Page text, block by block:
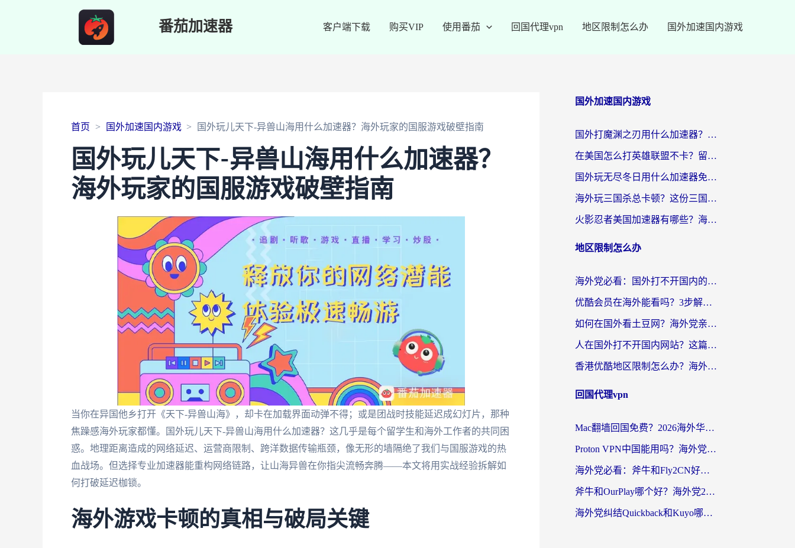
番茄加速器 客户端下载 购买VIP 使用番茄 回国代理vpn 地区限制怎么办 国外加速国内游戏
首页 国外加速国内游戏 国外玩儿天下-异兽山海用什么加速器？海外玩家的国服游戏破壁指南
国外玩儿天下-异兽山海用什么加速器？
海外玩家的国服游戏破壁指南
当你在异国他乡打开《天下-异兽山海》，却卡在加载界面动弹不得；或是团战时技能延迟成幻灯片，那种
焦躁感海外玩家都懂。国外玩儿天下-异兽山海用什么加速器？这几乎是每个留学生和海外工作者的共同困
惑。地理距离造成的网络延迟、运营商限制、跨洋数据传输瓶颈，像无形的墙隔绝了我们与国服游戏的热
血战场。但选择专业加速器能重构网络链路，让山海异兽在你指尖流畅奔腾——本文将用实战经验拆解如
何打破延迟枷锁。
海外游戏卡顿的真相与破局关键
国外加速国内游戏
国外打魔渊之刃用什么加速器？2026海外玩家国服游戏加速全攻略（附闪耀暖暖&复苏的魔女避坑指南）
在美国怎么打英雄联盟不卡？留学生亲测的国服游戏加速全攻略
国外玩无尽冬日用什么加速器免费？海外党国服游戏加速避坑指南
海外玩三国杀总卡顿？这份三国杀游戏加速器指南帮你告别延迟烦恼
火影忍者美国加速器有哪些？海外党亲测的国服游戏加速全攻略（含菲律宾玩三国之刃守望黎明技巧）
地区限制怎么办
海外党必看：国外打不开国内的app怎么办？3步解决你的乡愁
优酷会员在海外能看吗？3步解决海外追剧难题，附实测好用加速器推荐
如何在国外看土豆网？海外党亲测有效的追剧加速器选择指南
人在国外打不开国内网站？这篇攻略帮你无缝解锁国内资源（附交管12123使用技巧）
香港优酷地区限制怎么办？海外党亲测有效的追剧解决方案
回国代理vpn
Mac翻墙回国免费？2026海外华人亲测：从CCTV5直播到国内APP，这样选加速器才靠谱
Proton VPN中国能用吗？海外党选回国加速器的避坑指南（附番茄加速器实测）
海外党必看：斧牛和Fly2CN好用吗？3招教你选对回国加速器（附免费试用攻略）
斧牛和OurPlay哪个好？海外党2026亲测：选对加速器，国内资源秒加载
海外党纠结Quickback和Kuyo哪个好？选对回国加速器才能无缝刷国内资源